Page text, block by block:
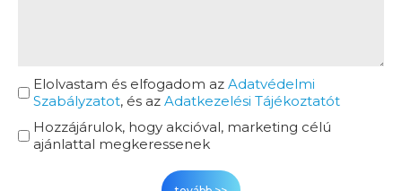
Elolvastam és elfogadom az Adatvédelmi
Szabályzatot, és az Adatkezelési Tájékoztatót
Hozzájárulok, hogy akcióval, marketing célú
ajánlattal megkeressenek